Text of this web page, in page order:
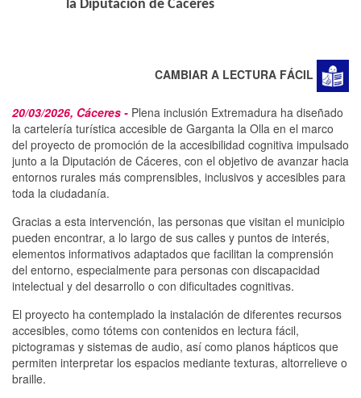
la Diputación de Cáceres
CAMBIAR A LECTURA FÁCIL
20/03/2026, Cáceres - Plena inclusión Extremadura ha diseñado
la cartelería turística accesible de Garganta la Olla en el marco
del proyecto de promoción de la accesibilidad cognitiva impulsado
junto a la Diputación de Cáceres, con el objetivo de avanzar hacia
entornos rurales más comprensibles, inclusivos y accesibles para
toda la ciudadanía.
Gracias a esta intervención, las personas que visitan el municipio
pueden encontrar, a lo largo de sus calles y puntos de interés,
elementos informativos adaptados que facilitan la comprensión
del entorno, especialmente para personas con discapacidad
intelectual y del desarrollo o con dificultades cognitivas.
El proyecto ha contemplado la instalación de diferentes recursos
accesibles, como tótems con contenidos en lectura fácil,
pictogramas y sistemas de audio, así como planos hápticos que
permiten interpretar los espacios mediante texturas, altorrelieve o
braille.